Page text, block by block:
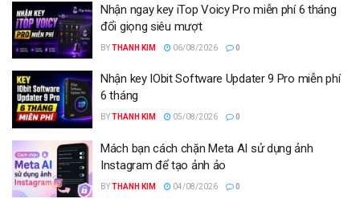
Nhận ngay key iTop Voicy Pro miễn phí 6 tháng
đổi giọng siêu mượt
BYTHANH KIM 06/08/2026 0
Nhận key IObit Software Updater 9 Pro miễn phí
6 tháng
BYTHANH KIM 05/08/2026 0
Mách bạn cách chặn Meta AI sử dụng ảnh
Instagram để tạo ảnh ảo
BYTHANH KIM 04/08/2026 0